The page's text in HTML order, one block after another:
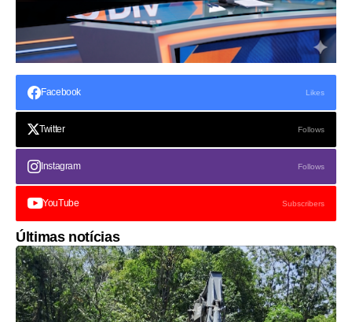
Facebook Likes
Twitter Follows
Instagram Follows
YouTube Subscribers
Últimas notícias